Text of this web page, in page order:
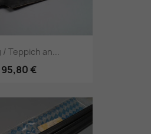
/ Teppich an...
95,80 €